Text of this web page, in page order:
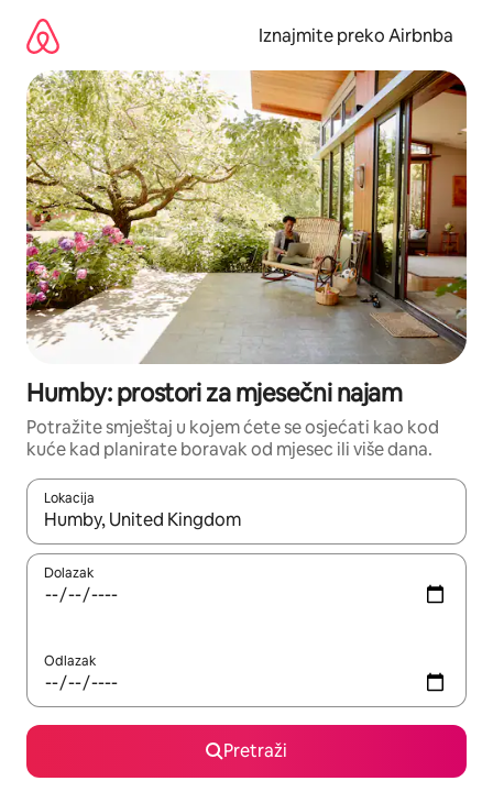
sadržaj
Iznajmite preko Airbnba
Humby: prostori za mjesečni najam
Potražite smještaj u kojem ćete se osjećati kao kod
kuće kad planirate boravak od mjesec ili više dana.
Lokacija
Kada budu dostupni rezultati, moći ćete ih pregledati
Dolazak
Odlazak
Pretraži